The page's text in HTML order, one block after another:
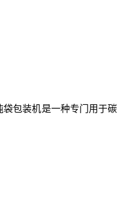
包装机是一种专门用于